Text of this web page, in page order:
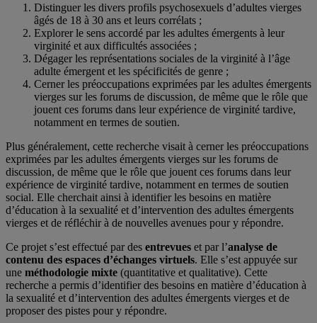
Distinguer les divers profils psychosexuels d’adultes vierges
âgés de 18 à 30 ans et leurs corrélats ;
Explorer le sens accordé par les adultes émergents à leur
virginité et aux difficultés associées ;
Dégager les représentations sociales de la virginité à l’âge
adulte émergent et les spécificités de genre ;
Cerner les préoccupations exprimées par les adultes émergents
vierges sur les forums de discussion, de même que le rôle que
jouent ces forums dans leur expérience de virginité tardive,
notamment en termes de soutien.
Plus généralement, cette recherche visait à cerner les préoccupations
exprimées par les adultes émergents vierges sur les forums de
discussion, de même que le rôle que jouent ces forums dans leur
expérience de virginité tardive, notamment en termes de soutien
social. Elle cherchait ainsi à identifier les besoins en matière
d’éducation à la sexualité et d’intervention des adultes émergents
vierges et de réfléchir à de nouvelles avenues pour y répondre.
Ce projet s’est effectué par des entrevues et par l’analyse de
contenu des espaces d’échanges virtuels. Elle s’est appuyée sur
une méthodologie mixte (quantitative et qualitative). Cette
recherche a permis d’identifier des besoins en matière d’éducation à
la sexualité et d’intervention des adultes émergents vierges et de
proposer des pistes pour y répondre.